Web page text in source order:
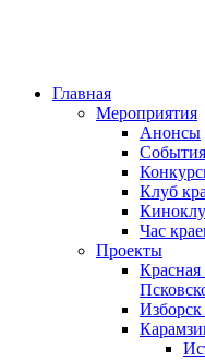
Главная
Мероприятия
Анонсы
События
Клуб
Час
Проекты
Красная
Изборск